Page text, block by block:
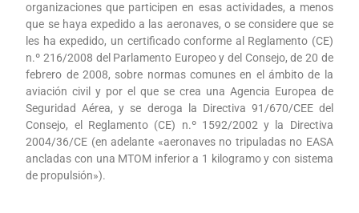
organizaciones que participen en esas actividades, a menos
que se haya expedido a las aeronaves, o se considere que se
les ha expedido, un certificado conforme al Reglamento (CE)
n.º 216/2008 del Parlamento Europeo y del Consejo, de 20 de
febrero de 2008, sobre normas comunes en el ámbito de la
aviación civil y por el que se crea una Agencia Europea de
Seguridad Aérea, y se deroga la Directiva 91/670/CEE del
Consejo, el Reglamento (CE) n.º 1592/2002 y la Directiva
2004/36/CE (en adelante «aeronaves no tripuladas no EASA
ancladas con una MTOM inferior a 1 kilogramo y con sistema
de propulsión»).